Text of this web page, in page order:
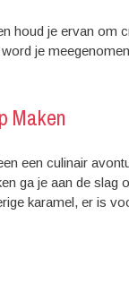
houd je ervan
je
Maken
een culinair
ga je aan de
karamel, er is